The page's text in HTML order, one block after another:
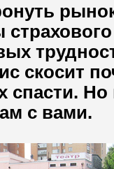
скосит
спасти.
с вами.